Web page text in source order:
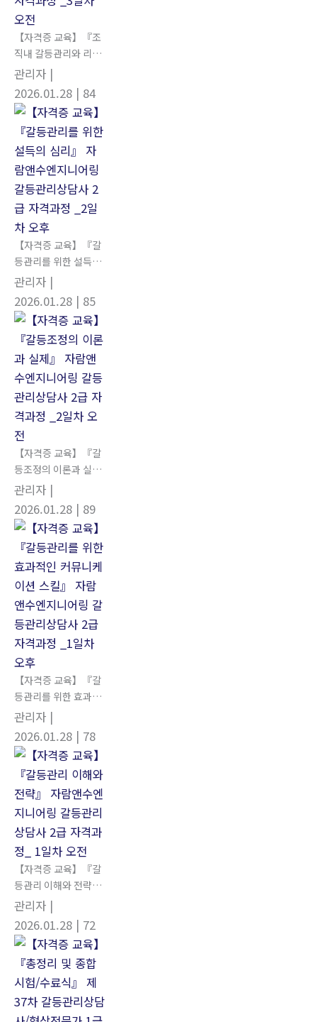
【자격증 교육】『조
직내 갈등관리와 리더
십』 자람앤수엔지니
어링 갈등관리상담사
2급 자격과정 _3일차
오전
관리자 |
2026.01.28 | 84
【자격증 교육】『갈
등관리를 위한 설득의
심리』 자람앤수엔지
니어링 갈등관리상담
사 2급 자격과정 _2일
차 오후
관리자 |
2026.01.28 | 85
【자격증 교육】『갈
등조정의 이론과 실
제』 자람앤수엔지니
어링 갈등관리상담사
2급 자격과정 _2일차
오전
관리자 |
2026.01.28 | 89
【자격증 교육】『갈
등관리를 위한 효과적
인 커뮤니케이션 스
킬』 자람앤수엔지니
어링 갈등관리상담사
2급 자격과정 _1일차
오후
관리자 |
2026.01.28 | 78
【자격증 교육】『갈
등관리 이해와 전략』
자람앤수엔지니어링
갈등관리상담사 2급
자격과정_ 1일차 오전
관리자 |
2026.01.28 | 72